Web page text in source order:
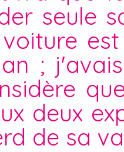
seule
;
deux
de sa